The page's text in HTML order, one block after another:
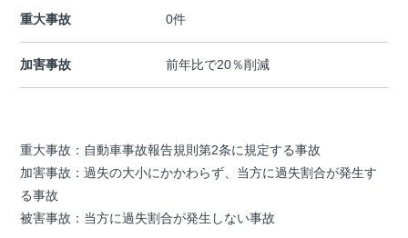
重大事故 0件
加害事故 前年比で20％削減
重大事故：自動車事故報告規則第2条に規定する事故
加害事故：過失の大小にかかわらず、当方に過失割合が発生す
る事故
被害事故：当方に過失割合が発生しない事故